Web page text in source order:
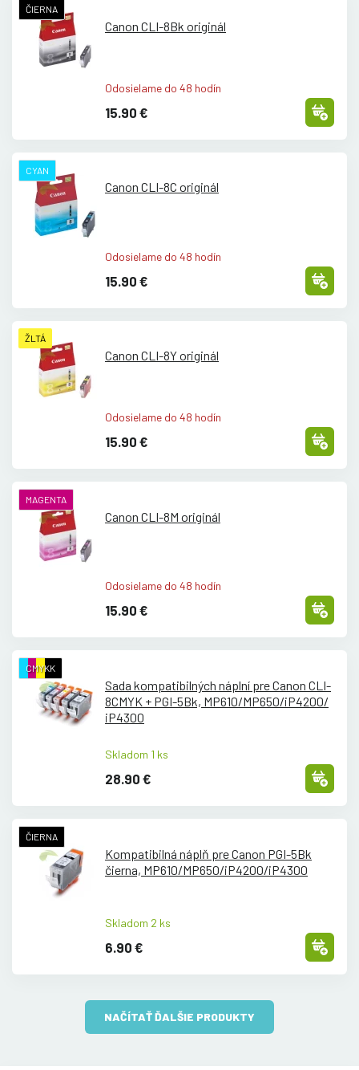
ČIERNA
Canon CLI-8Bk originál
Odosielame do 48 hodín
15.90 €
CYAN
Canon CLI-8C originál
Odosielame do 48 hodín
15.90 €
ŽLTÁ
Canon CLI-8Y originál
Odosielame do 48 hodín
15.90 €
MAGENTA
Canon CLI-8M originál
Odosielame do 48 hodín
15.90 €
CMYKK
Sada kompatibilných náplní pre Canon CLI-
8CMYK + PGI-5Bk, MP610/MP650/iP4200/
iP4300
Skladom 1 ks
28.90 €
ČIERNA
Kompatibilná náplň pre Canon PGI-5Bk
čierna, MP610/MP650/iP4200/iP4300
Skladom 2 ks
6.90 €
NAČÍTAŤ ĎALŠIE PRODUKTY